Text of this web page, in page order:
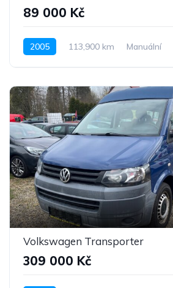
89 000 Kč
2005 113,900 km Manuální
Volkswagen Transporter
309 000 Kč